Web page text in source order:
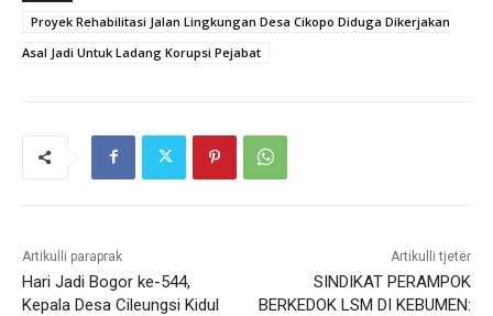
Proyek Rehabilitasi Jalan Lingkungan Desa Cikopo Diduga Dikerjakan
Asal Jadi Untuk Ladang Korupsi Pejabat
Artikulli paraprak
Hari Jadi Bogor ke-544,
Kepala Desa Cileungsi Kidul
Artikulli tjetër
SINDIKAT PERAMPOK
BERKEDOK LSM DI KEBUMEN: